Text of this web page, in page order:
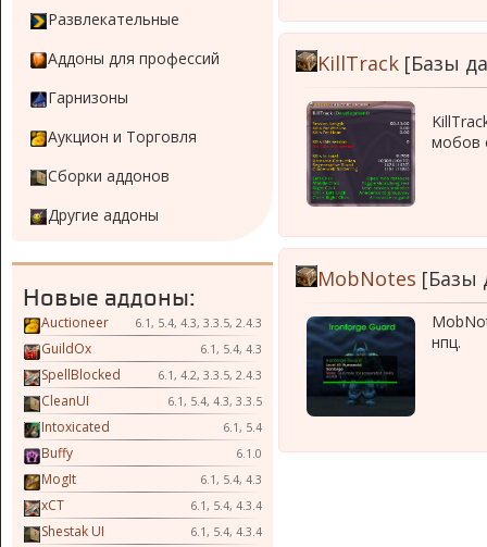
Развлекательные
Аддоны для профессий
Гарнизоны
Аукцион и Торговля
Сборки аддонов
Другие аддоны
Новые аддоны:
Auctioneer 6.1, 5.4, 4.3, 3.3.5, 2.4.3
GuildOx 6.1, 5.4, 4.3
SpellBlocked 6.1, 4.2, 3.3.5, 2.4.3
CleanUI 6.1, 5.4, 4.3, 3.3.5
Intoxicated 6.1, 5.4
Buffy 6.1.0
MogIt 6.1, 5.4, 4.3
xCT 6.1, 5.4, 4.3.4
Shestak UI 6.1, 5.4, 4.3.4
KillTrack [Базы
мобов
MobNotes [Базы
нпц.